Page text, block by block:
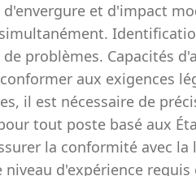
et d'impact
problèmes. Capacités
aux exigences
il est nécessaire de
tout poste basé aux
la conformité avec
d'expérience requis